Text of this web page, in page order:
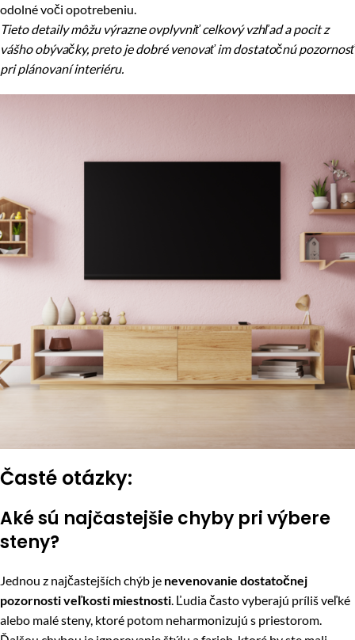
odolné voči opotrebeniu.
Tieto detaily môžu výrazne ovplyvniť celkový vzhľad a pocit z
vášho obývačky, preto je dobré venovať im dostatočnú pozornosť
pri plánovaní interiéru.
Časté otázky:
Aké sú najčastejšie chyby pri výbere
steny?
Jednou z najčastejších chýb je nevenovanie dostatočnej
pozornosti veľkosti miestnosti . Ľudia často vyberajú príliš veľké
alebo malé steny, ktoré potom neharmonizujú s priestorom.